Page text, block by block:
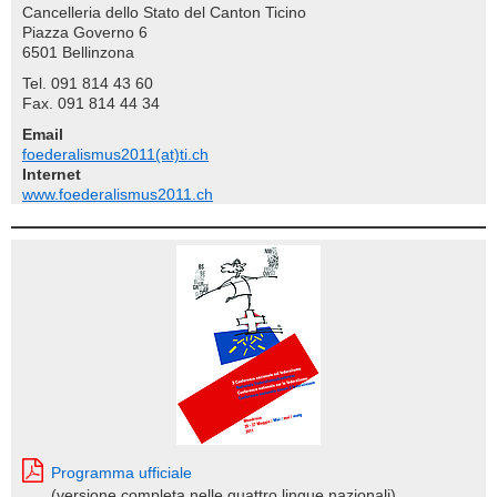
Cancelleria dello Stato del Canton Ticino
Piazza Governo 6
6501 Bellinzona
Tel. 091 814 43 60
Fax. 091 814 44 34
Email
foederalismus2011(at)ti.ch
Internet
www.foederalismus2011.ch
Programma ufficiale